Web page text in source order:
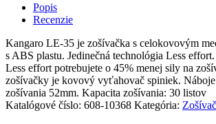
zelená
quantity
Popis
Recenzie
Kangaro LE-35 je zošívačka s celokovovým
s ABS plastu. Jedinečná technológia Less
Less effort potrebujete o 45% menej sily na
zošívačky je kovový vyťahovač spiniek.
zošívania 52mm. Kapacita zošívania: 30 listov
Katalógové číslo: 608-10368 Kategória: